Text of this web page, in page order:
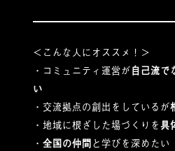
＜こんな人にオススメ！＞
・コミュニティ運営が自己流で
い
・交流拠点の創出をしているが
・地域に根ざした場づくりを具
・ 全国の仲間と学びを深めたい